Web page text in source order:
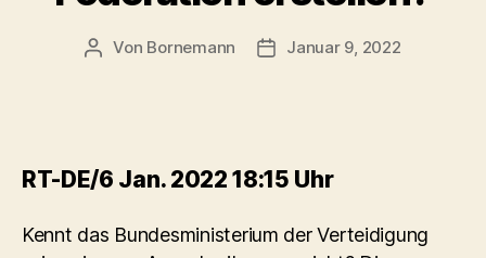
Beitragsautor
Von Bornemann Veröffentlichungsdatum
Januar 9, 2022
RT-DE/6 Jan. 2022 18:15 Uhr
Kennt das Bundesministerium der Verteidigung